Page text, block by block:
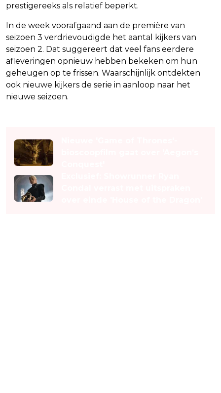
prestigereeks als relatief beperkt.
In de week voorafgaand aan de première van
seizoen 3 verdrievoudigde het aantal kijkers van
seizoen 2. Dat suggereert dat veel fans eerdere
afleveringen opnieuw hebben bekeken om hun
geheugen op te frissen. Waarschijnlijk ontdekten
ook nieuwe kijkers de serie in aanloop naar het
nieuwe seizoen.